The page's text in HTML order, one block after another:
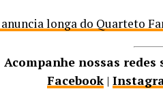
longa do Quarteto
Acompanhe nossas
Facebook|